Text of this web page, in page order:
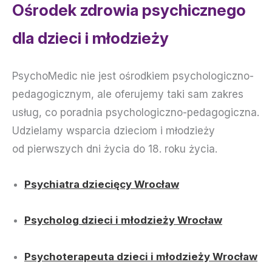
Ośrodek zdrowia psychicznego
dla dzieci i młodzieży
PsychoMedic nie jest ośrodkiem psychologiczno-
pedagogicznym, ale oferujemy taki sam zakres
usług, co poradnia psychologiczno-pedagogiczna.
Udzielamy wsparcia dzieciom i młodzieży
od pierwszych dni życia do 18. roku życia.
Psychiatra dziecięcy Wrocław
Psycholog dzieci i młodzieży Wrocław
Psychoterapeuta dzieci i młodzieży Wrocław